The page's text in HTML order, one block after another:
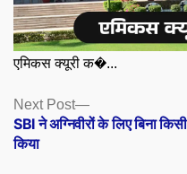
एमिकस क्यूरी क�...
Posts
navigation
Next Post
Next
post:
SBI ने अग्निवीरों के लिए बिना
किया